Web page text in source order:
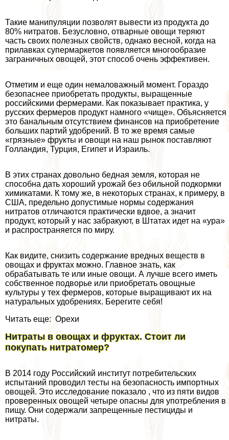
Такие манипуляции позволят вывести из продукта до
80% нитратов. Безусловно, отварные овощи теряют
часть своих полезных свойств, однако весной, когда на
прилавках супермаркетов появляется многообразие
заграничных овощей, этот способ очень эффективен.
Отметим и еще один немаловажный момент. Гораздо
безопаснее приобретать продукты, выращенные
российскими фермерами. Как показывает пpaктика, у
русских фермеров продукт намного «чище». Объясняется
это бaнaльным отсутствием финансов на приобретение
больших партий удобрений. В то же время самые
«грязные» фрукты и овощи на наш рынок поставляют
Голландия, Турция, Египет и Израиль.
В этих странах довольно бедная земля, которая не
способна дать хороший урожай без обильной подкормки
химикатами. К тому же, в некоторых странах, к примеру, в
США, предельно допустимые нормы содержания
нитратов отличаются пpaктически вдвое, а значит
продукт, который у нас забpaкуют, в Штатах идет на «ура»
и распространяется по миру.
Как видите, снизить содержание вредных веществ в
овощах и фруктах можно. Главное знать, как
обpaбатывать те или иные овощи. А лучше всего иметь
собственное подворье или приобретать овощные
культуры у тех фермеров, которые выращивают их на
натуральных удобрениях. Берегите себя!
Читать еще: Орехи
Нитраты в овощах и фруктах. Стоит ли
покупать нитратомер?
В 2014 году Российский институт потребительских
испытаний проводил тесты на безопасность импортных
овощей. Это исследование показало , что из пяти видов
проверенных овощей четыре опасны для употрeбления в
пищу. Они содержали запрещенные пестициды и
нитраты.